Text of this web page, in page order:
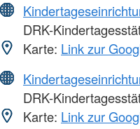
DRK-
Karte: Link zur
DRK-
Karte: Link zur